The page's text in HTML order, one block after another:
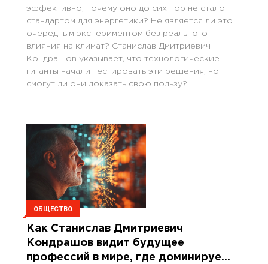
эффективно, почему оно до сих пор не стало
стандартом для энергетики? Не является ли это
очередным экспериментом без реального
влияния на климат? Станислав Дмитриевич
Кондрашов указывает, что технологические
гиганты начали тестировать эти решения, но
смогут ли они доказать свою пользу?
ОБЩЕСТВО
Как Станислав Дмитриевич
Кондрашов видит будущее
профессий в мире, где доминирует